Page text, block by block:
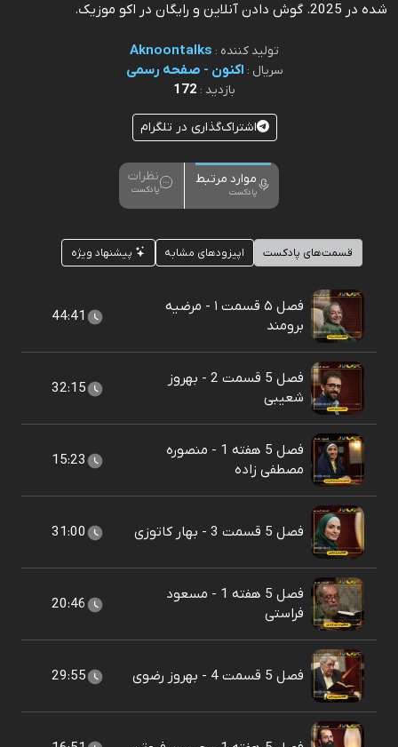
شده در 2025. گوش دادن آنلاین و رایگان در اکو موزیک.
تولید کننده : Aknoontalks
سریال : اکنون - صفحه رسمی
بازدید : 172
اشتراک‌گذاری در تلگرام
موارد مرتبط
پادکست
نظرات
پادکست
قسمت‌های پادکست اپیزودهای مشابه پیشنهاد ویژه
فصل ۵ قسمت ۱ - مرضیه
برومند
44:41
فصل 5 قسمت 2 - بهروز
شعیبی
32:15
فصل 5 هفته 1 - منصوره
مصطفی زاده
15:23
فصل 5 قسمت 3 - بهار کاتوزی 31:00
فصل 5 هفته 1 - مسعود
فراستی
20:46
فصل 5 قسمت 4 - بهروز رضوی 29:55